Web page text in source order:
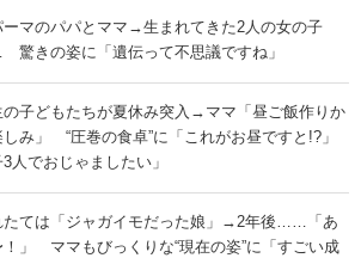
ーマのパパとママ→生まれてきた2人の女の子
きの姿に「遺伝って不思議ですね」
の子どもたちが夏休み突入→ママ「昼ご飯作りか
しみ」 “圧巻の食卓”に「これがお昼ですと!?」
3人でおじゃましたい」
たては「ジャガイモだった娘」→2年後……「あ
！」 ママもびっくりな“現在の姿”に「すごい成